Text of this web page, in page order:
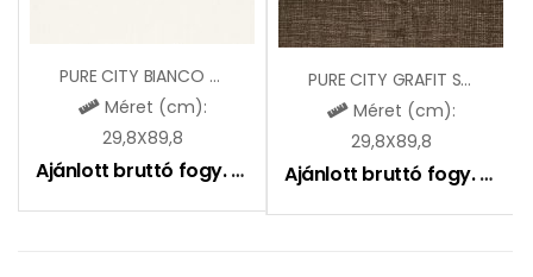
PURE CITY BIANCO STR B
Méret (cm):
29,8X89,8
Ajánlott bruttó fogy. ár: 14900Ft
PURE CITY GRAFIT STR B
Méret (cm):
29,8X89,8
Ajánlott bruttó fogy. ár: